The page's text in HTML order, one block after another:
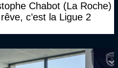
Chabot (La Roche)
c’est la Ligue 2